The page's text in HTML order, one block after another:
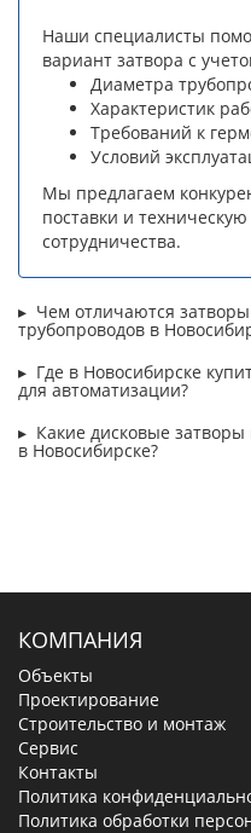
Наши специалисты
вариант затвора с
Диаметра
Характеристик
Требований к
Условий
Мы предлагаем
поставки и
сотрудничества.
Чем отличаются
трубопроводов в
Где в Новосибирске
для автоматизации?
Какие дисковые затворы
в Новосибирске?
КОМПАНИЯ
Объекты
Проектирование
Строительство и монтаж
Сервис
Контакты
Политика
Политика обработки